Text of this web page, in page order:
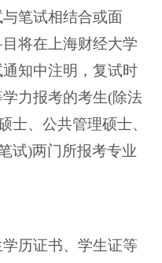
笔试相结合或面
将在上海财经大学
知中注明，复试时
力报考的考生(除法
士、公共管理硕士、
试)两门所报考专业
历证书、学生证等